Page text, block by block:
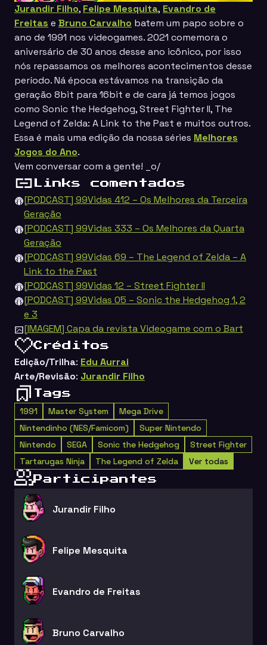
Jurandir Filho, Felipe Mesquita, Evandro de
Freitas e Bruno Carvalho batem um papo sobre o
ano de 1991 nos videogames. 2021 comemora o
aniversário de 30 anos desse ano icônico, por isso
nós repassamos os melhores acontecimentos desse
período. Ná época estávamos na transição da
geração 8bit para 16bit e de cara já temos jogos
como Sonic the Hedgehog, Street Fighter II, The
Legend of Zelda: A Link to the Past e muitos outros.
Essa é mais uma edição da nossa séries Melhores
Jogos do Ano.
Vem conversar com a gente! _o/
Links comentados
[PODCAST] 99Vidas 412 – Os Melhores da Terceira
Geração
[PODCAST] 99Vidas 333 – Os Melhores da Quarta
Geração
[PODCAST] 99Vidas 69 – The Legend of Zelda – A
Link to the Past
[PODCAST] 99Vidas 12 – Street Fighter II
[PODCAST] 99Vidas 05 – Sonic the Hedgehog 1, 2
e 3
[IMAGEM] Capa da revista Videogame com o Bart
Créditos
Edição/Trilha: Edu Aurrai
Arte/Revisão: Jurandir Filho
Tags
1991 Master System
Mega Drive
Nintendinho (NES/Famicom)
Super Nintendo
Nintendo
SEGA Sonic the Hedgehog
Street Fighter
Tartarugas Ninja
The Legend of Zelda Ver todas
Participantes
Jurandir Filho
Felipe Mesquita
Evandro de Freitas
Bruno Carvalho